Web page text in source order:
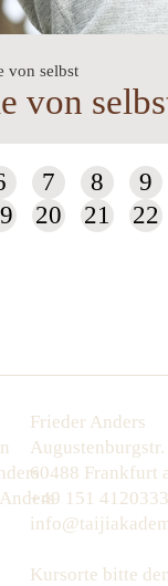
von selbst
von
7 8
9
20 21 22
Frieder Anders
60488 Frankfurt
+49 151
Kursorte bitte